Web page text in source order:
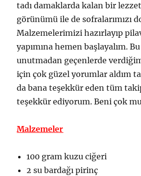
tadı damaklarda kalan bir
görünümü ile de sofralarımızı
Malzemelerimizi hazırlayıp
yapımına hemen başlayalım.
unutmadan geçenlerde
için çok güzel yorumlar aldım
da bana teşekkür eden tüm
teşekkür ediyorum. Beni çok
Malzemeler
100 gram kuzu ciğeri
2 su bardağı pirinç